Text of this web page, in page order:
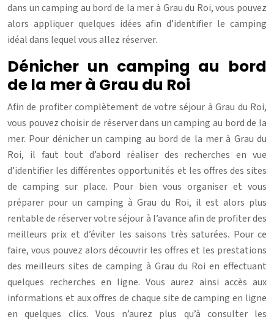
dans un camping au bord de la mer à Grau du Roi, vous pouvez
alors appliquer quelques idées afin d’identifier le camping
idéal dans lequel vous allez réserver.
Dénicher un camping au bord
de la mer à Grau du Roi
Afin de profiter complètement de votre séjour à Grau du Roi,
vous pouvez choisir de réserver dans un camping au bord de la
mer. Pour dénicher un camping au bord de la mer à Grau du
Roi, il faut tout d’abord réaliser des recherches en vue
d’identifier les différentes opportunités et les offres des sites
de camping sur place. Pour bien vous organiser et vous
préparer pour un camping à Grau du Roi, il est alors plus
rentable de réserver votre séjour à l’avance afin de profiter des
meilleurs prix et d’éviter les saisons très saturées. Pour ce
faire, vous pouvez alors découvrir les offres et les prestations
des meilleurs sites de camping à Grau du Roi en effectuant
quelques recherches en ligne. Vous aurez ainsi accès aux
informations et aux offres de chaque site de camping en ligne
en quelques clics. Vous n’aurez plus qu’à consulter les